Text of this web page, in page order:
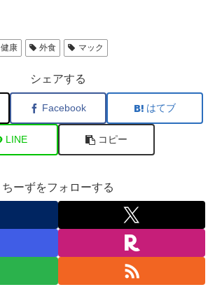
健康 外食 マック
シェアする
Facebook はてブ
LINE コピー
ちーずをフォローする